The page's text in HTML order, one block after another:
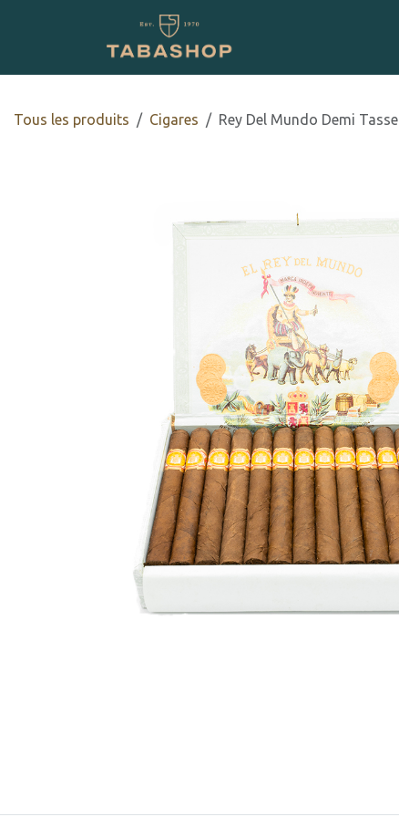
Tous les produits ​​​Cigares Rey Del Mundo Demi Tasse